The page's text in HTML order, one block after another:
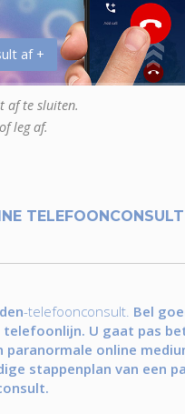
af +
af te sluiten.
of leg af.
TELEFOONCONSULT
-telefoonconsult. Bel
telefoonlijn. U gaat pas
online
stappenplan van een